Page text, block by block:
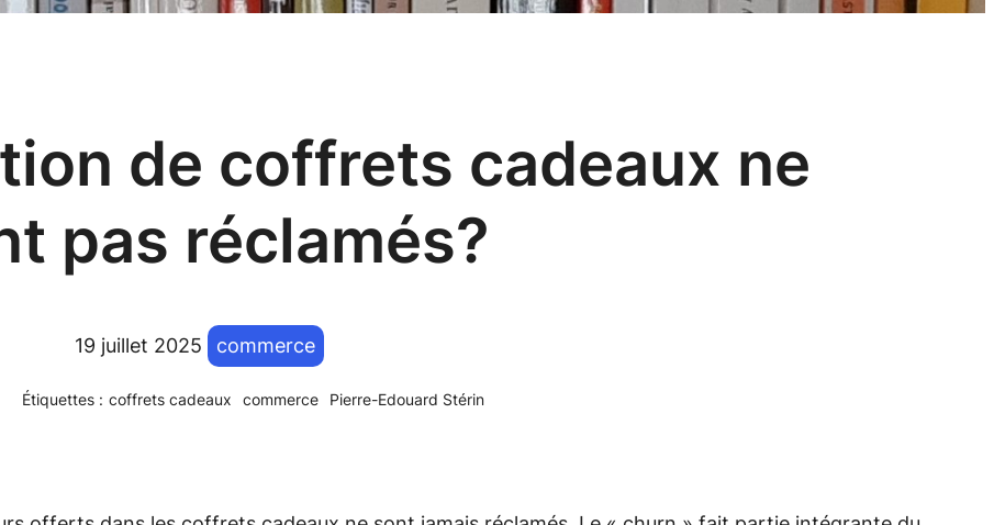
de coffrets cadeaux ne
pas réclamés?
19 juillet 2025 commerce
Étiquettes : coffrets cadeaux commerce Pierre-Edouard Stérin